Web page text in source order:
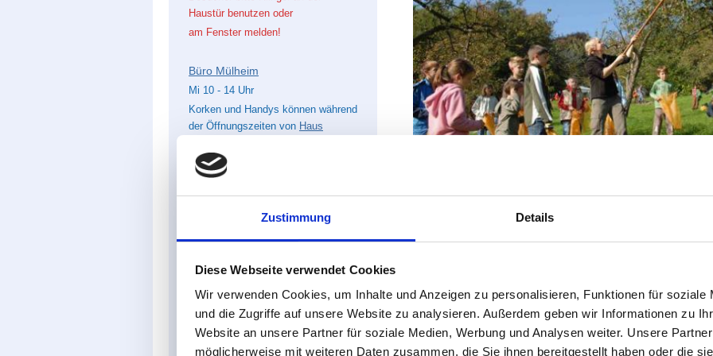
Zustimmung Details
Diese Webseite verwendet Cookies
Wir verwenden Cookies, um Inhalte und Anzeigen zu personalisieren, Funktionen für soziale
und die Zugriffe auf unsere Website zu analysieren. Außerdem geben wir Informationen zu
Website an unsere Partner für soziale Medien, Werbung und Analysen weiter. Unsere
möglicherweise mit weiteren Daten zusammen, die Sie ihnen bereitgestellt haben oder die
Apfelernte, Foto © NAJU Essen/Mülheim
Schwerpunkt der praktischen Arbeit der Jugendlichen ist
verschiedenen Naturkostläden in Essen vermarktet.
die klassischen Landschaftspflegemaßnahmen wie die
Neuanlage und Pflege von Hecken. Neben dem
Artenschutzmaßnahmen für Fledermäuse, Hohltauben,
Haustür benutzen oder
am Fenster melden!
Büro Mülheim
Mi 10 - 14 Uhr
Korken und Handys können während
der Öffnungszeiten von Haus
Stellungnahmen
Wald in Essen
Voßgätters Mühle